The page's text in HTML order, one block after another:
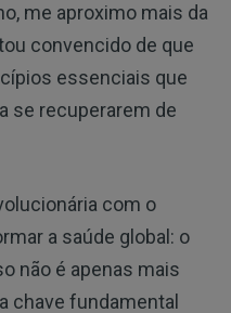
me aproximo mais da
convencido de que
essenciais que
se recuperarem de
com o
a saúde global: o
não é apenas mais
chave fundamental